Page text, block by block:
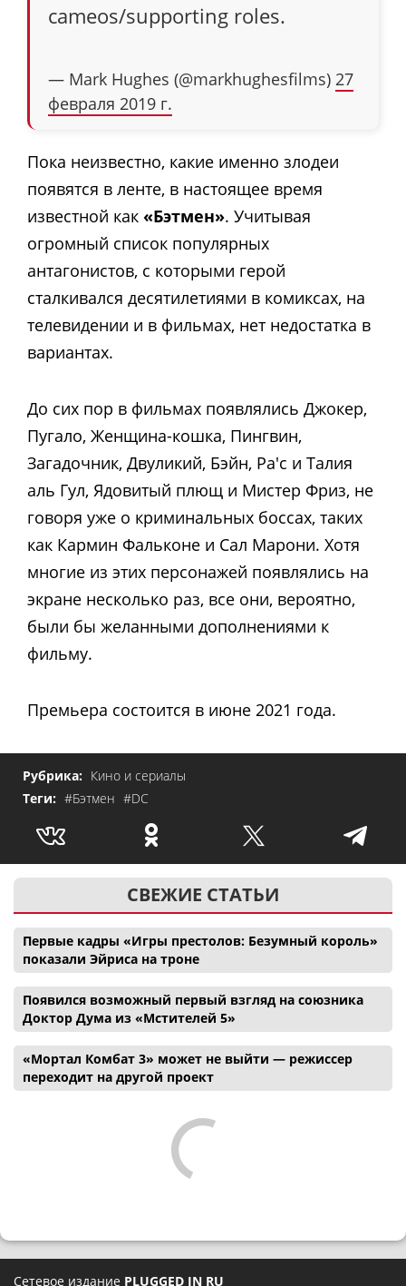
cameos/supporting roles.
— Mark Hughes (@markhughesfilms) 27
февраля 2019 г.
Пока неизвестно, какие именно злодеи
появятся в ленте, в настоящее время
известной как «Бэтмен». Учитывая
огромный список популярных
антагонистов, с которыми герой
сталкивался десятилетиями в комиксах, на
телевидении и в фильмах, нет недостатка в
вариантах.
До сих пор в фильмах появлялись Джокер,
Пугало, Женщина-кошка, Пингвин,
Загадочник, Двуликий, Бэйн, Ра'c и Талия
аль Гул, Ядовитый плющ и Мистер Фриз, не
говоря уже о криминальных боссах, таких
как Кармин Фальконе и Сал Марони. Хотя
многие из этих персонажей появлялись на
экране несколько раз, все они, вероятно,
были бы желанными дополнениями к
фильму.
Премьера состоится в июне 2021 года.
Рубрика: Кино и сериалы
Теги: #Бэтмен #DC
СВЕЖИЕ СТАТЬИ
Первые кадры «Игры престолов: Безумный король»
показали Эйриса на троне
Появился возможный первый взгляд на союзника
Доктор Дума из «Мстителей 5»
«Мортал Комбат 3» может не выйти — режиссер
переходит на другой проект
Сетевое издание PLUGGED IN RU